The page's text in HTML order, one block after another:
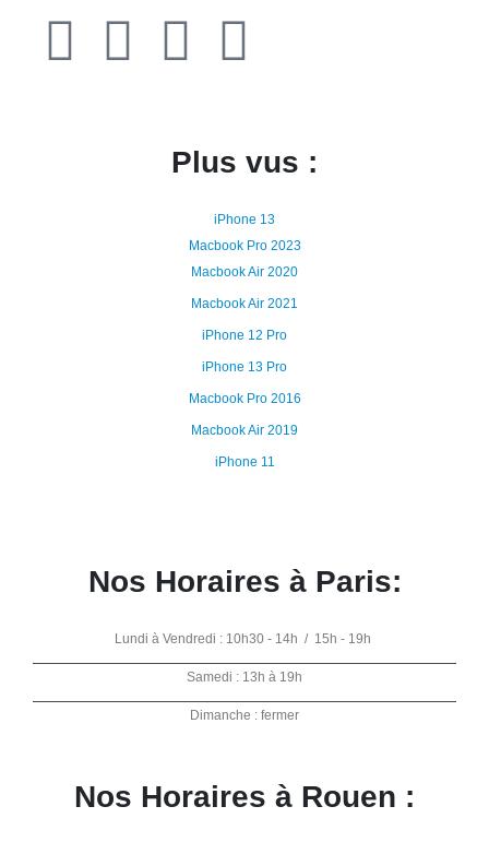
Plus vus :
iPhone 13
Macbook Pro 2023
Macbook Air 2020
Macbook Air 2021
iPhone 12 Pro
iPhone 13 Pro
Macbook Pro 2016
Macbook Air 2019
iPhone 11
Nos Horaires à Paris:
Lundi à Vendredi : 10h30 - 14h / 15h - 19h
Samedi : 13h à 19h
Dimanche : fermer
Nos Horaires à Rouen :